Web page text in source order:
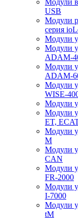
Модули
USB
Модули
серия
Модули
Модули
ADAM-
Модули
ADAM-
Модули
WISE-
Модули
Модули
ET,
Модули
M
Модули
CAN
Модули
FR-2000
Модули
I-7000
Модули
tM